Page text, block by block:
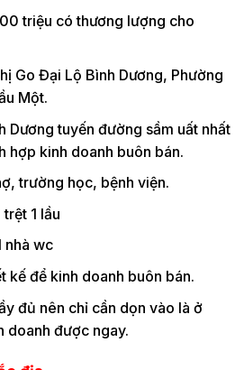
triệu có thương lượng cho
Go Đại Lộ Bình Dương, Phường
Một.
Dương tuyến đường sầm uất nhất
hợp kinh doanh buôn bán.
trường học, bệnh viện.
1 lầu
nhà wc
kế để kinh doanh buôn bán.
đủ nên chỉ cần dọn vào là ở
doanh được ngay.